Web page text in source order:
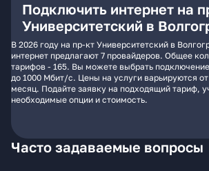
Подключить интернет на
Университетский в
В 2026 году на пр-кт Университетский в
интернет предлагают 7 провайдеров. Общее
тарифов - 165. Вы можете выбрать
до 1000 Мбит/с. Цены на услуги варьируются
месяц. Подайте заявку на подходящий тариф,
необходимые опции и стоимость.
Часто задаваемые вопросы